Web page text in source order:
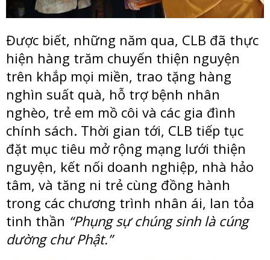
Được biết, những năm qua, CLB đã thực
hiện hàng trăm chuyến thiện nguyện
trên khắp mọi miền, trao tặng hàng
nghìn suất quà, hỗ trợ bệnh nhân
nghèo, trẻ em mồ côi và các gia đình
chính sách. Thời gian tới, CLB tiếp tục
đặt mục tiêu mở rộng mạng lưới thiện
nguyện, kết nối doanh nghiệp, nhà hảo
tâm, và tăng ni trẻ cùng đồng hành
trong các chương trình nhân ái, lan tỏa
tinh thần “Phụng sự chúng sinh là cúng
dường chư Phật.”